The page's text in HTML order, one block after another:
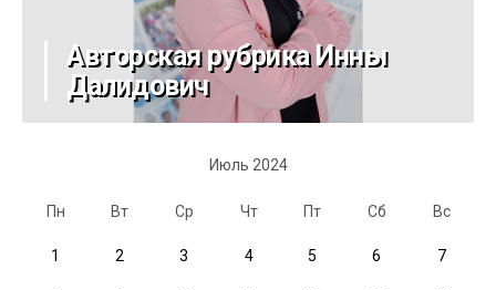
Авторская рубрика Инны
Далидович
Июль 2024
Пн Вт Ср Чт Пт Сб Вс
1 2 3 4 5 6 7